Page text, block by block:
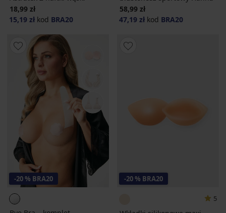
18,99 zł
15,19 zł kod BRA20
58,99 zł
47,19 zł kod BRA20
-20 % BRA20 -20 % BRA20
5